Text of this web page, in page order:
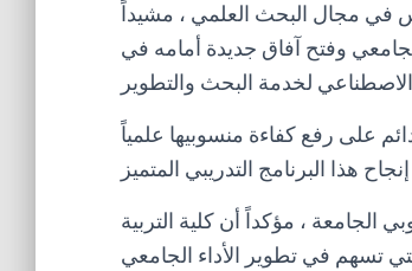
في مجال البحث العلمي ، مشيداً
وفتح آفاق جديدة أمامه في
على رفع كفاءة منسوبيها علمياً
الجامعة ، مؤكداً أن كلية التربية
تسهم في تطوير الأداء الجامعي